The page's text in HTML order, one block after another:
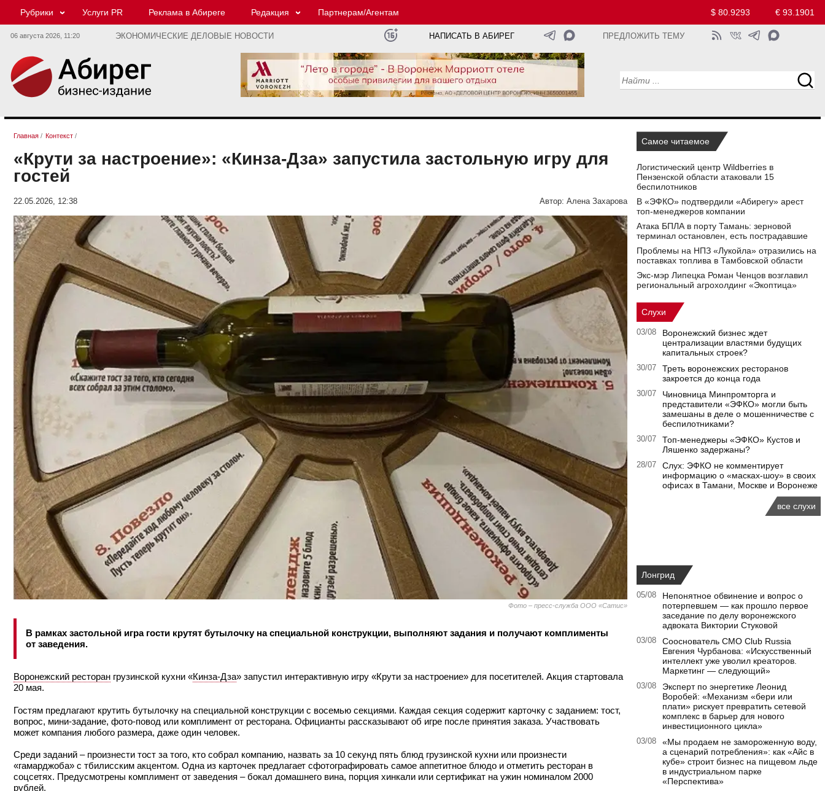
Рубрики Услуги PR Реклама в Абиреге Редакция Партнерам/Агентам $ 80.9293 € 93.1901
06 августа 2026, 11:20 ЭКОНОМИЧЕСКИЕ ДЕЛОВЫЕ НОВОСТИ НАПИСАТЬ В АБИРЕГ ПРЕДЛОЖИТЬ ТЕМУ
Главная / Контекст /
«Крути за настроение»: «Кинза-Дза» запустила застольную игру для
гостей
22.05.2026, 12:38 Автор: Алена Захарова
Фото – пресс-служба ООО «Сатис»
В рамках застольной игра гости крутят бутылочку на специальной конструкции, выполняют задания и получают комплименты
от заведения.
Воронежский ресторан грузинской кухни «Кинза-Дза» запустил интерактивную игру «Крути за настроение» для посетителей. Акция стартовала
20 мая.
Гостям предлагают крутить бутылочку на специальной конструкции с восемью секциями. Каждая секция содержит карточку с заданием: тост,
вопрос, мини-задание, фото-повод или комплимент от ресторана. Официанты рассказывают об игре после принятия заказа. Участвовать
может компания любого размера, даже один человек.
Среди заданий – произнести тост за того, кто собрал компанию, назвать за 10 секунд пять блюд грузинской кухни или произнести
«гамарджоба» с тбилисским акцентом. Одна из карточек предлагает сфотографировать самое аппетитное блюдо и отметить ресторан в
соцсетях. Предусмотрены комплимент от заведения – бокал домашнего вина, порция хинкали или сертификат на ужин номиналом 2000
рублей.
Самое читаемое
Логистический центр Wildberries в
Пензенской области атаковали 15
беспилотников
В «ЭФКО» подтвердили «Абирегу» арест
топ-менеджеров компании
Атака БПЛА в порту Тамань: зерновой
терминал остановлен, есть пострадавшие
Проблемы на НПЗ «Лукойла» отразились на
поставках топлива в Тамбовской области
Экс-мэр Липецка Роман Ченцов возглавил
региональный агрохолдинг «Экоптица»
Слухи
03/08
Воронежский бизнес ждет
централизации властями будущих
капитальных строек?
30/07
Треть воронежских ресторанов
закроется до конца года
30/07
Чиновница Минпромторга и
представители «ЭФКО» могли быть
замешаны в деле о мошенничестве с
беспилотниками?
30/07
Топ-менеджеры «ЭФКО» Кустов и
Ляшенко задержаны?
28/07
Слух: ЭФКО не комментирует
информацию о «масках-шоу» в своих
офисах в Тамани, Москве и Воронеже
все слухи
Лонгрид
05/08
Непонятное обвинение и вопрос о
потерпевшем — как прошло первое
заседание по делу воронежского
адвоката Виктории Стуковой
03/08
Сооснователь CMO Club Russia
Евгения Чурбанова: «Искусственный
интеллект уже уволил креаторов.
Маркетинг — следующий»
03/08
Эксперт по энергетике Леонид
Воробей: «Механизм «бери или
плати» рискует превратить сетевой
комплекс в барьер для нового
инвестиционного цикла»
03/08
«Мы продаем не замороженную воду,
а сценарий потребления»: как «Айс в
кубе» строит бизнес на пищевом льде
в индустриальном парке
«Перспектива»